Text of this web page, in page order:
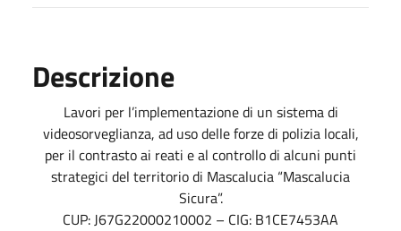
Descrizione
Lavori per l’implementazione di un sistema di
videosorveglianza, ad uso delle forze di polizia locali,
per il contrasto ai reati e al controllo di alcuni punti
strategici del territorio di Mascalucia “Mascalucia
Sicura”.
CUP: J67G22000210002 – CIG: B1CE7453AA